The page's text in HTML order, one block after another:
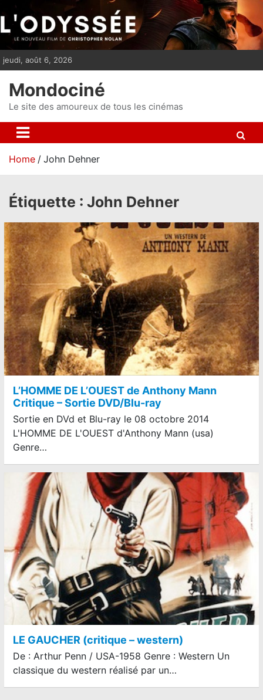
i
p
t
n
t
jeudi, août 6, 2026
Mondociné
Le site des amoureux de tous les cinémas
Home John Dehner
Étiquette : John Dehner
L’HOMME DE L’OUEST de Anthony Mann
Critique – Sortie DVD/Blu-ray
Sortie en DVd et Blu-ray le 08 octobre 2014
L'HOMME DE L'OUEST d'Anthony Mann (usa)
Genre…
LE GAUCHER (critique – western)
De : Arthur Penn / USA-1958 Genre : Western Un
classique du western réalisé par un…